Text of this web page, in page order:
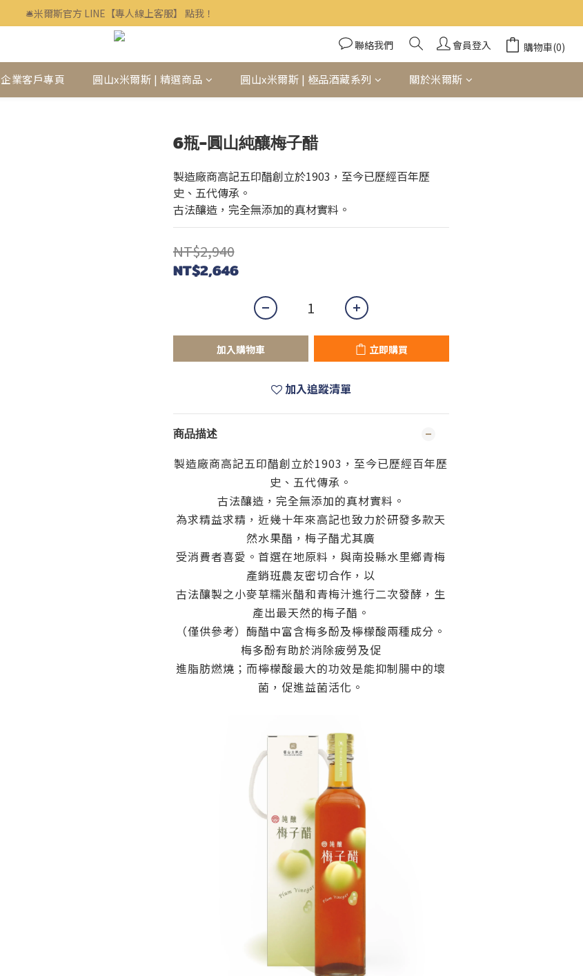
🛎米爾斯官方 LINE【專人線上客服】 點我！
🛎米爾斯官方 LINE【專人線上客服】 點我！
企業客戶、福委會訂購歡迎洽詢▶▶▶ LINE ID : @mills
🛎米爾斯官方 LINE【專人線上客服】 點我！
聯絡我們 會員登入 購物車(0)
企業客戶專頁 圓山x米爾斯 | 精選商品 圓山x米爾斯 | 極品酒藏系列 關於米爾斯
6瓶-圓山純釀梅子醋
製造廠商高記五印醋創立於1903，至今已歷經百年歷
史、五代傳承。
古法釀造，完全無添加的真材實料。
NT$2,940
NT$2,646
加入購物車 立即購買
加入追蹤清單
商品描述
製造廠商高記五印醋創立於1903，至今已歷經百年歷
史、五代傳承。
古法釀造，完全無添加的真材實料。
為求精益求精，近幾十年來高記也致力於研發多款天
然水果醋，梅子醋尤其廣
受消費者喜愛。首選在地原料，與南投縣水里鄉青梅
產銷班農友密切合作，以
古法釀製之小麥草糯米醋和青梅汁進行二次發酵，生
產出最天然的梅子醋。
（僅供參考）酶醋中富含梅多酚及檸檬酸兩種成分。
梅多酚有助於消除疲勞及促
進脂肪燃燒；而檸檬酸最大的功效是能抑制腸中的壞
菌，促進益菌活化。